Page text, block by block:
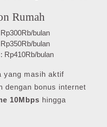
Rumah
bulan
bulan
: Rp410Rb/bulan
yang masih aktif
dengan bonus internet
10Mbps hingga